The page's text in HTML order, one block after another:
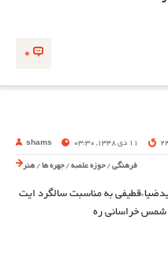
0
shams 11 دی 1348, 03:30
فرهنگی /حوزه علمیه /چهره ها / هنر
به مناسبت سالگرد ایت
شمس خراسانی ره